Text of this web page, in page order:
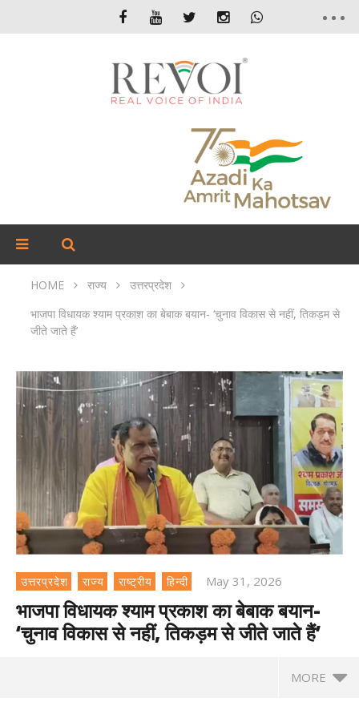
HOME राज्य
उत्तरप्रदेश
भाजपा विधायक श्याम प्रकाश का बेबाक बयान- ‘चुनाव विकास से नहीं, तिकड़म से
जीते जाते हैं’
उत्तरप्रदेश राज्य राष्ट्रीय हिन्दी May 31, 2026
भाजपा विधायक श्याम प्रकाश का बेबाक बयान-
‘चुनाव विकास से नहीं, तिकड़म से जीते जाते हैं’
MORE